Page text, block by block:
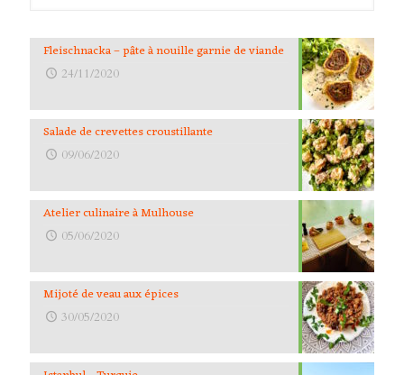
Fleischnacka – pâte à nouille garnie de viande
24/11/2020
Salade de crevettes croustillante
09/06/2020
Atelier culinaire à Mulhouse
05/06/2020
Mijoté de veau aux épices
30/05/2020